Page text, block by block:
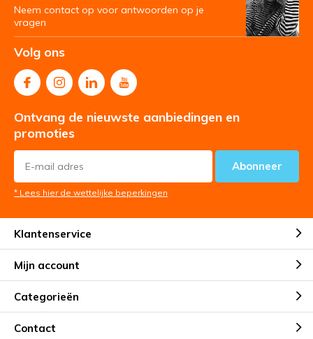
Neem contact op voor antwoorden op je
vragen
Volg ons
Ontvang de nieuwste aanbiedingen en
promoties
Abonneer
* Lees hier de wettelijke beperkingen
Klantenservice
Mijn account
Categorieën
Contact